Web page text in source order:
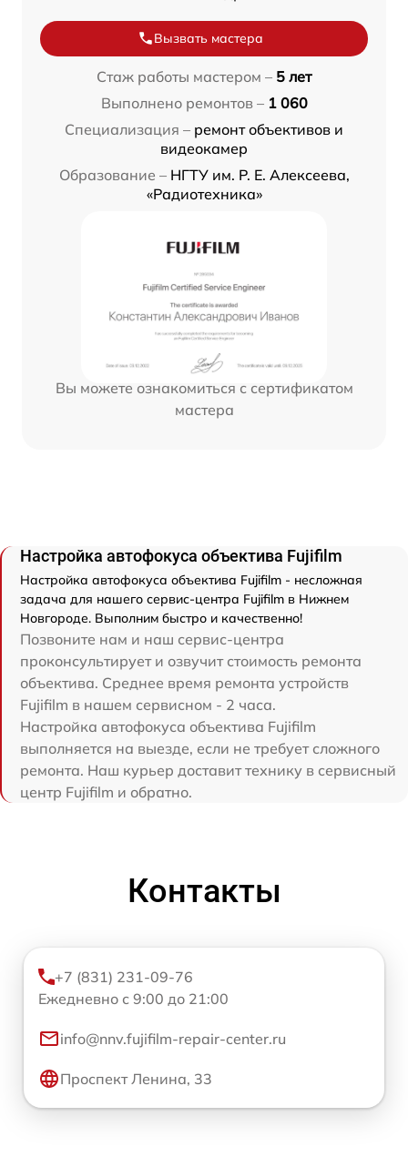
Вызвать мастера
Стаж работы мастером – 5 лет
Выполнено ремонтов – 1 060
Специализация – ремонт объективов и
видеокамер
Образование – НГТУ им. Р. Е. Алексеева,
«Радиотехника»
Вы можете ознакомиться с сертификатом
мастера
Настройка автофокуса объектива Fujifilm
Настройка автофокуса объектива Fujifilm - несложная
задача для нашего сервис-центра Fujifilm в Нижнем
Новгороде. Выполним быстро и качественно!
Позвоните нам и наш сервис-центра
проконсультирует и озвучит стоимость ремонта
объектива. Среднее время ремонта устройств
Fujifilm в нашем сервисном - 2 часа.
Настройка автофокуса объектива Fujifilm
выполняется на выезде, если не требует сложного
ремонта. Наш курьер доставит технику в сервисный
центр Fujifilm и обратно.
Контакты
+7 (831) 231-09-76
Ежедневно с 9:00 до 21:00
info@nnv.fujifilm-repair-center.ru
Проспект Ленина, 33